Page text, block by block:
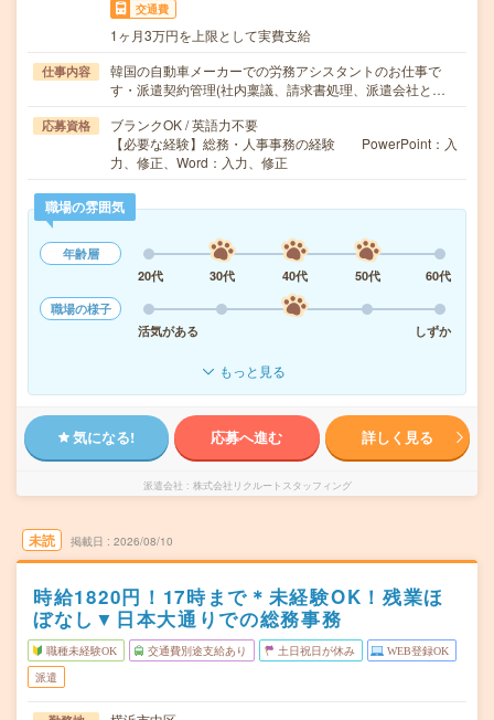
交通費
1ヶ月3万円を上限として実費支給
仕事内容
韓国の自動車メーカーでの労務アシスタントのお仕事で
す・派遣契約管理(社内稟議、請求書処理、派遣会社と…
応募資格
ブランクOK / 英語力不要
【必要な経験】総務・人事事務の経験 PowerPoint：入
力、修正、Word：入力、修正
職場の雰囲気
年齢層
20代
30代 40代 50代
60代
職場の様子
活気がある
しずか
もっと見る
気になる! 応募へ進む 詳しく見る
派遣会社 株式会社リクルートスタッフィング
未読 掲載日 2026/08/10
時給1820円！17時まで＊未経験OK！残業ほ
ぼなし▼日本大通りでの総務事務
職種未経験OK 交通費別途支給あり 土日祝日が休み WEB登録OK
派遣